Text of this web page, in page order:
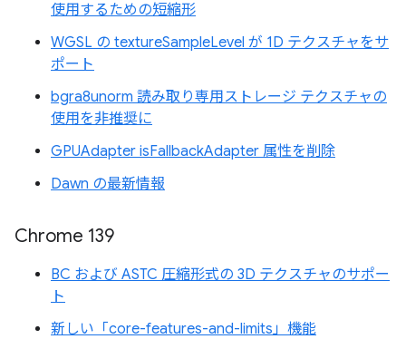
使用するための短縮形
WGSL の textureSampleLevel が 1D テクスチャをサ
ポート
bgra8unorm 読み取り専用ストレージ テクスチャの
使用を非推奨に
GPUAdapter isFallbackAdapter 属性を削除
Dawn の最新情報
Chrome 139
BC および ASTC 圧縮形式の 3D テクスチャのサポー
ト
新しい「core-features-and-limits」機能